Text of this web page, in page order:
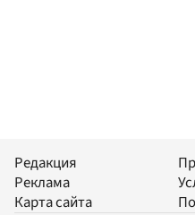
Редакция
Реклама
Карта сайта